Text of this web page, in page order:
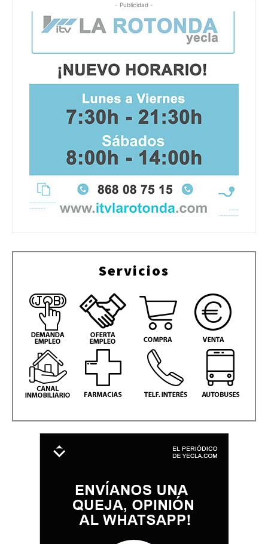
- Publicidad -
Servicios